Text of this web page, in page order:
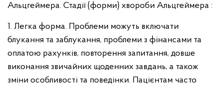
Альцгеймера. Стадії (форми) хвороби Альцгеймера :
1. Легка форма. Проблеми можуть включати
блукання та заблукання, проблеми з фінансами та
оплатою рахунків, повторення запитання, довше
виконання звичайних щоденних завдань, а також
зміни особливості та поведінки. Пацієнтам часто